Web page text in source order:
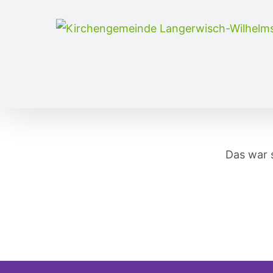
Das war